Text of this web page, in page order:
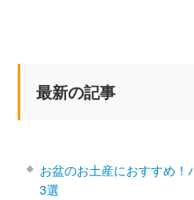
最新の記事
お盆のお土産におすすめ
3選